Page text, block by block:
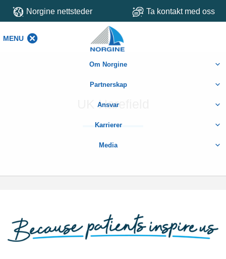
Norgine nettsteder Ta kontakt med oss
MENU
Om Norgine
Partnerskap
Ansvar
Karrierer
Media
UK Harefield